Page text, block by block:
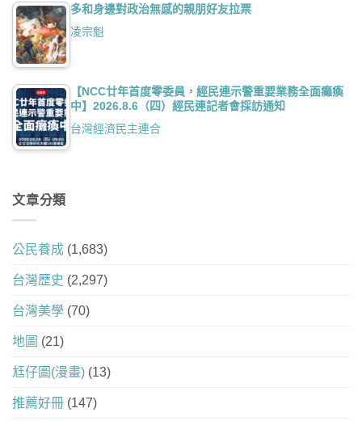
多和身邊對政治無感的親朋好友拉票
凌宗魁
【NCC廿年首度零委員，經民連示警重要業務全面癱瘓
中】2026.8.6（四）經民連記者會採訪通知
台灣經濟民主連合
文章分類
公民養成 (1,683)
台灣歷史 (2,297)
台灣美學 (70)
地圖 (21)
尪仔圖(漫畫) (13)
推薦好冊 (147)